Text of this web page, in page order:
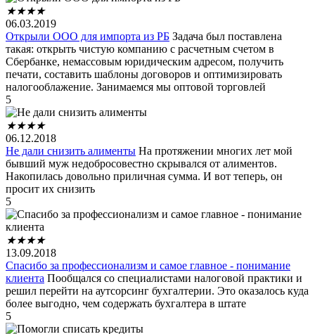
★★★★
06.03.2019
Открыли ООО для импорта из РБ Задача был поставлена
такая: открыть чистую компанию с расчетным счетом в
Сбербанке, немассовым юридическим адресом, получить
печати, составить шаблоны договоров и оптимизировать
налогооблажение. Занимаемся мы оптовой торговлей
5
★★★★
06.12.2018
Не дали снизить алименты На протяжении многих лет мой
бывший муж недобросовестно скрывался от алиментов.
Накопилась довольно приличная сумма. И вот теперь, он
просит их снизить
5
★★★★
13.09.2018
Спасибо за профессионализм и самое главное - понимание
клиента Пообщался со специалистами налоговой практики и
решил перейти на аутсорсинг бухгалтерии. Это оказалось куда
более выгодно, чем содержать бухгалтера в штате
5